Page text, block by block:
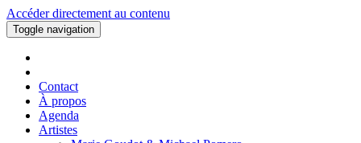
Accéder directement au contenu
Toggle navigation
Contact
À propos
Agenda
Artistes